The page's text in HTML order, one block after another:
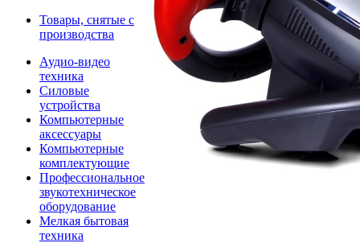
Товары, снятые с
производства
Аудио-видео
техника
Силовые
устройства
Компьютерные
аксессуары
Компьютерные
комплектующие
Профессиональное
звукотехническое
оборудование
Мелкая бытовая
техника